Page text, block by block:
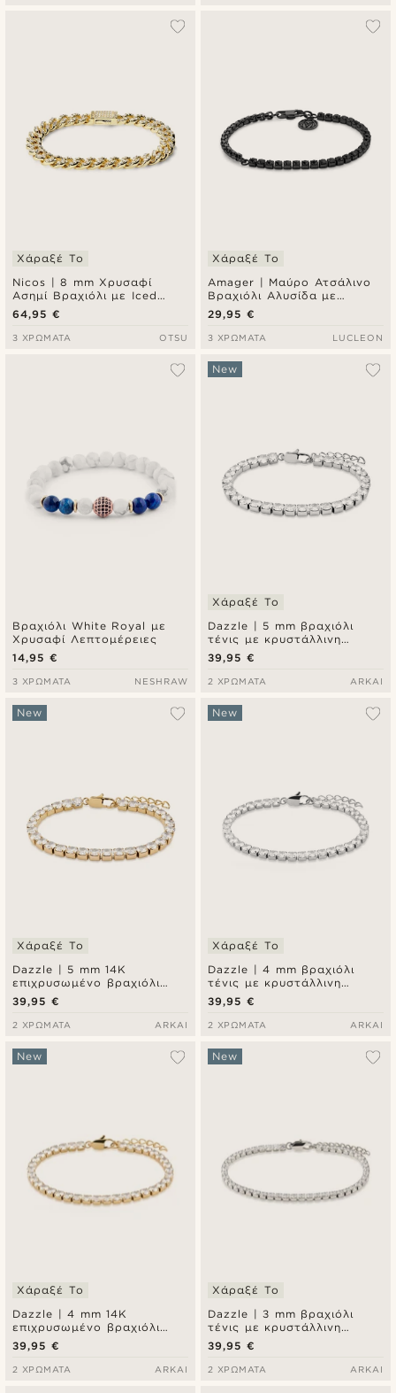
Nicos | 8 mm Χρυσαφί
Ασημί Βραχιόλι με Iced
Cuban Chain Αλυσίδα
Χεριού και Ζιργκόν
Χάραξέ Το
64,95 €
3 ΧΡΏΜΑΤΑ OTSU
Amager | Μαύρο Ατσάλινο
Βραχιόλι Αλυσίδα με
Ζιργκόν
Χάραξέ Το
29,95 €
3 ΧΡΏΜΑΤΑ LUCLEON
Βραχιόλι White Royal με
Χρυσαφί Λεπτομέρειες
14,95 €
3 ΧΡΏΜΑΤΑ NESHRAW
Dazzle | 5 mm βραχιόλι
τένις με κρυστάλλινη
ζιρκόνια
New
Χάραξέ Το
39,95 €
2 ΧΡΏΜΑΤΑ ARKAI
Dazzle | 5 mm 14K
επιχρυσωμένο βραχιόλι
τένις με κρυστάλλινη
ζιρκόνια
New
Χάραξέ Το
39,95 €
2 ΧΡΏΜΑΤΑ ARKAI
Dazzle | 4 mm βραχιόλι
τένις με κρυστάλλινη
ζιρκόνια
New
Χάραξέ Το
39,95 €
2 ΧΡΏΜΑΤΑ ARKAI
Dazzle | 4 mm 14K
επιχρυσωμένο βραχιόλι
τένις με κρυστάλλινη
ζιρκόνια
New
Χάραξέ Το
39,95 €
2 ΧΡΏΜΑΤΑ ARKAI
Dazzle | 3 mm βραχιόλι
τένις με κρυστάλλινη
ζιρκόνια
New
Χάραξέ Το
39,95 €
2 ΧΡΏΜΑΤΑ ARKAI